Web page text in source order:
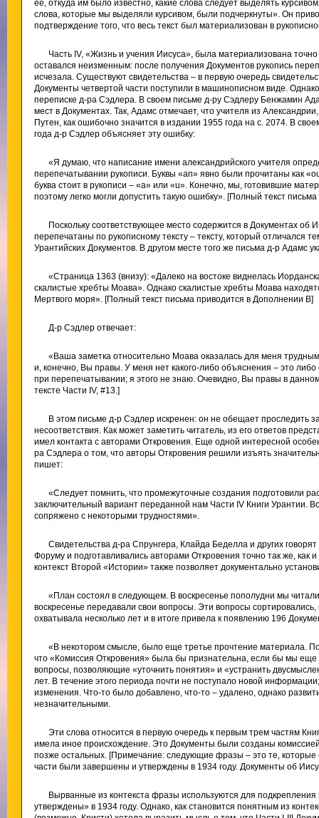
ее, откуда им было известно, какие слова следует выделять
слова, которые мы выделяли курсивом, были подчеркнуты». Он
подтверждение того, что весь текст был материализован в
Часть IV, «Жизнь и учения Иисуса», была материализована
оставался неизменным: после получения Документов рукопись
исчезала. Существуют свидетельства – в первую очередь
Документы четвертой части поступили в машинописном виде.
переписке д-ра Сэдлера. В своем письме д-ру Сэдлеру Бенжамин
мест в Документах. Так, Адамс отмечает, что учителя из
Путен, как ошибочно значится в издании 1955 года на с. 2074. В
года д-р Сэдлер объясняет эту ошибку:
«Я думаю, что написание имени александрийского учителя
перепечатывании рукописи. Буквы «an» явно были прочитаны как
буква стоит в рукописи – «а» или «u». Конечно, мы, готовившие
поэтому легко могли допустить такую ошибку». [Полный текст
Поскольку соответствующее место содержится в Документах об
перепечатаны по рукописному тексту – тексту, который отличался
Урантийских Документов. В другом месте того же письма д-р Адамс
«Страница 1363 (внизу): «Далеко на востоке виднелась
скалистые хребты Моава». Однако скалистые хребты Моава
Мертвого моря». [Полный текст письма приводится в Дополнении B]
Д-р Сэдлер отвечает:
«Ваша заметка относительно Моава оказалась для меня
и, конечно, Вы правы. У меня нет какого-либо объяснения – это
при перепечатывании; я этого не знаю. Очевидно, Вы правы в
тексте Части IV, #13.]
В этом письме д-р Сэдлер искренен: он не обещает проследить
несоответствия. Как может заметить читатель, из его ответов
имел контакта с авторами Откровения. Еще одной интересной
ра Сэдлера о том, что авторы Откровения решили изъять
пишет:
«Следует помнить, что промежуточные создания подготовили
заключительный вариант переданной нам Части IV Книги Урантии.
сопряжено с некоторыми трудностями».
Свидетельства д-ра Спрунгера, Клайда Беделла и других
Форуму и подготавливались авторами Откровения точно так же, как
контекст Второй «Истории» также позволяет документально
«План состоял в следующем. В воскресенье пополудни мы
воскресенье передавали свои вопросы. Эти вопросы
охватывала несколько лет и в итоге привела к появлению 196
«В некотором смысле, было еще третье прочтение материала.
что «Комиссия Откровения» была бы признательна, если бы мы
вопросы, позволяющие «уточнить понятия» и «устранить
лет. В течение этого периода почти не поступало новой
изменения. Что-то было добавлено, что-то – удалено, однако
незначительными.
Эти слова относится в первую очередь к первым трем частям
имела иное происхождение. Это Документы были созданы
позже остальных. [Примечание: следующие фразы – это те, которые
части были завершены и утверждены в 1934 году. Документы об
Вырванные из контекста фразы используются для
утверждены» в 1934 году. Однако, как становится понятным из